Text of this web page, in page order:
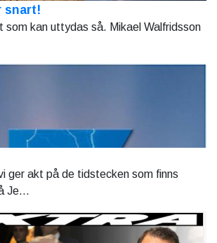
snart!
som kan uttydas så. Mikael Walfridsson
ger akt på de tidstecken som finns
Je...